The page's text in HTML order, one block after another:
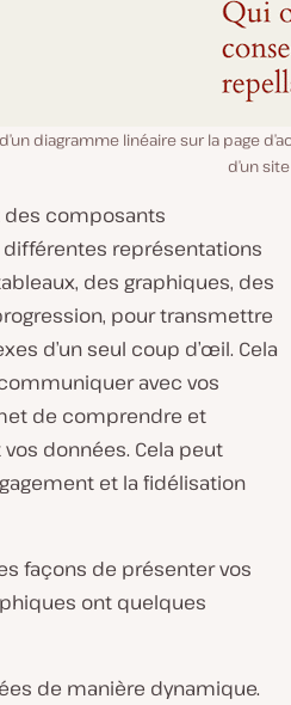
diagramme linéaire sur la page
d’un
composants
représentations
des graphiques, des
pour transmettre
d’un seul coup d’œil. Cela
avec vos
de comprendre et
données. Cela peut
et la fidélisation
façons de présenter vos
ont quelques
de manière dynamique.